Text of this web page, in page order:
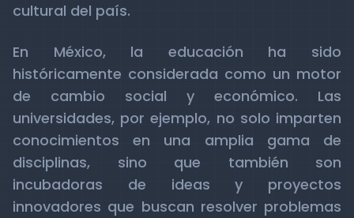
cultural del país.
En México, la educación ha sido
históricamente considerada como un motor
de cambio social y económico. Las
universidades, por ejemplo, no solo imparten
conocimientos en una amplia gama de
disciplinas, sino que también son
incubadoras de ideas y proyectos
innovadores que buscan resolver problemas